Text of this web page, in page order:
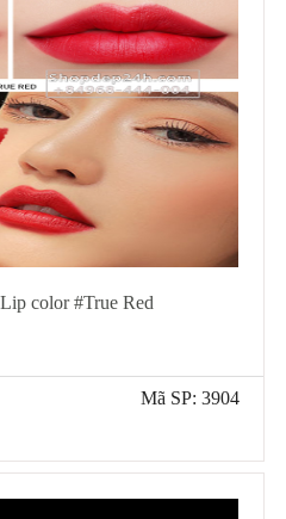
color #True Red
Mã SP: 3904